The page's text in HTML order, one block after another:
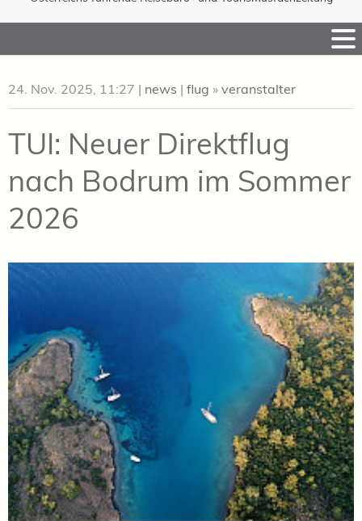
to
24. Nov. 2025, 11:27 | news | flug » veranstalter
TUI: Neuer Direktflug
nach Bodrum im Sommer
2026